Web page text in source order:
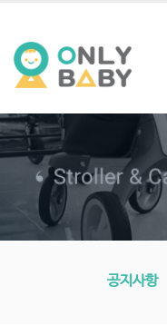
공지사항